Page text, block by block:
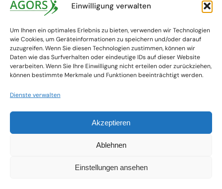
Einwilligung verwalten
Um Ihnen ein optimales Erlebnis zu bieten, verwenden wir Technologien
wie Cookies, um Geräteinformationen zu speichern und/oder darauf
zuzugreifen. Wenn Sie diesen Technologien zustimmen, können wir
Daten wie das Surfverhalten oder eindeutige IDs auf dieser Website
verarbeiten. Wenn Sie Ihre Einwilligung nicht erteilen oder zurückziehen,
können bestimmte Merkmale und Funktionen beeinträchtigt werden.
Dienste verwalten
Akzeptieren
Ablehnen
Einstellungen ansehen
Tumornachsorge
SERVICE
Veranstaltungen
DKG-Website
Newsletter
© 2026 AGORS — Arbeitsgemeinschaft der Deutschen